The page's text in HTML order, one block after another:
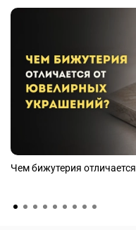
Чем бижутерия